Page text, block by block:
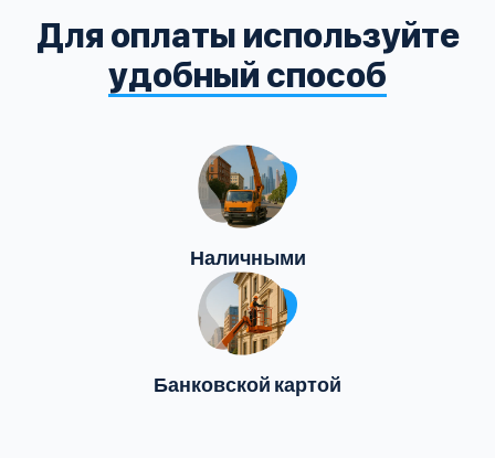
Для оплаты используйте
удобный способ
Наличными
Банковской картой